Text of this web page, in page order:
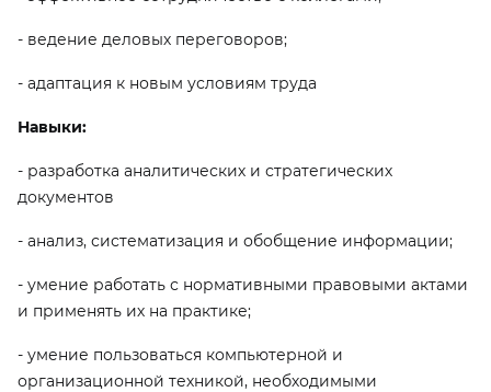
- ведение деловых переговоров;
- адаптация к новым условиям труда
Навыки:
- разработка аналитических и стратегических
документов
- анализ, систематизация и обобщение информации;
- умение работать с нормативными правовыми актами
и применять их на практике;
- умение пользоваться компьютерной и
организационной техникой, необходимыми